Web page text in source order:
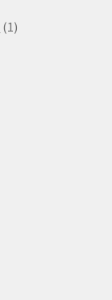
1 1